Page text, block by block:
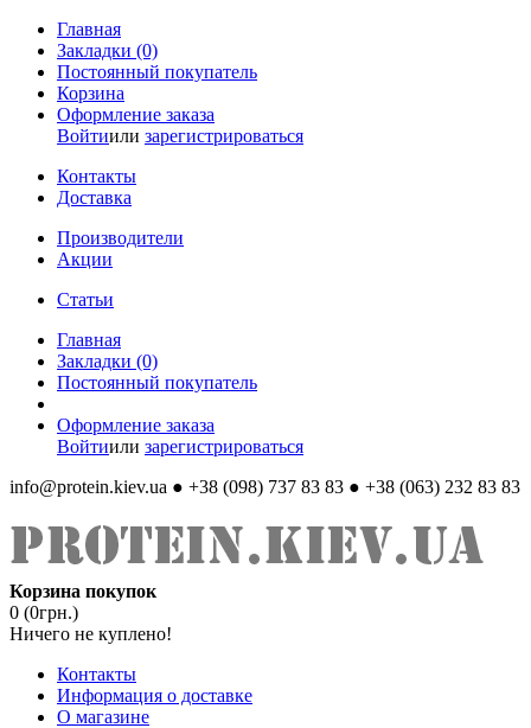
Главная
Закладки (0)
Постоянный покупатель
Корзина
Оформление заказа
Войтиили зарегистрироваться
Контакты
Доставка
Производители
Акции
Статьи
Главная
Закладки (0)
Постоянный покупатель
Оформление заказа
Войтиили зарегистрироваться
info@protein.kiev.ua ● +38 (098) 737 83 83 ● +38 (063) 232 83 83
Корзина покупок
0 (0грн.)
Ничего не куплено!
Контакты
Информация о доставке
О магазине